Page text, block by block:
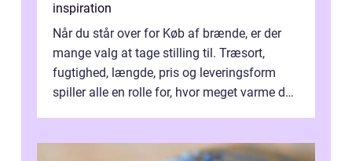
inspiration
Når du står over for Køb af brænde, er der
mange valg at tage stilling til. Træsort,
fugtighed, længde, pris og leveringsform
spiller alle en rolle for, hvor meget varme du